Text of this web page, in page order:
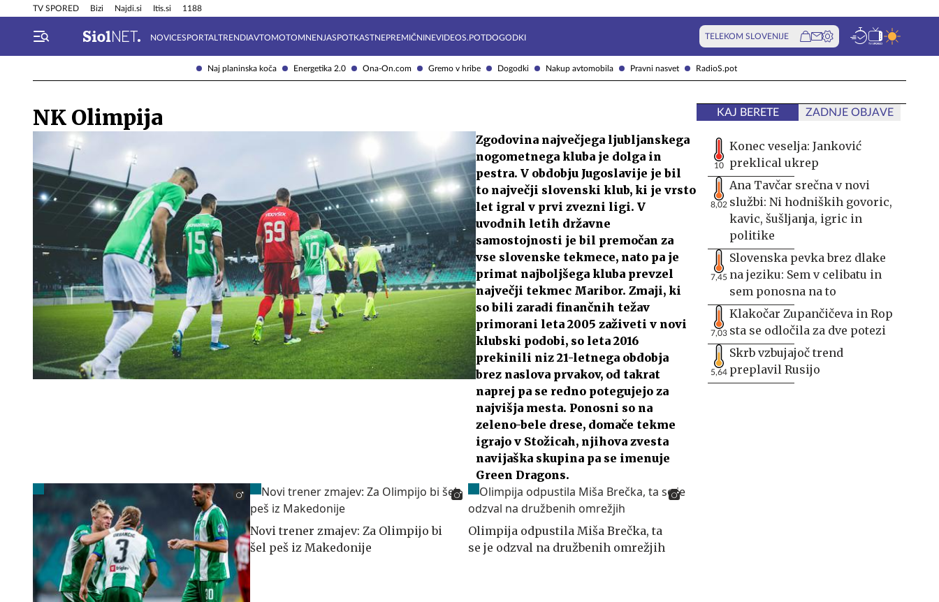
Naj planinska koča Energetika 2.0 Ona-On.com Gremo v hribe Dogodki Nakup avtomobila Pravni nasvet RadioS.pot
TV SPORED Bizi Najdi.si Itis.si 1188
NOVICESPORTAL TRENDIAVTOMOTOMNENJASPOTKASTNEPREMIČNINEVIDEOS.POTDOGODKI TELEKOM SLOVENIJE
Info in obvestila Tehnik
NK Olimpija
Zgodovina največjega ljubljanskega
nogometnega kluba je dolga in
pestra. V obdobju Jugoslavije je bil
to največji slovenski klub, ki je vrsto
let igral v prvi zvezni ligi. V
uvodnih letih državne
samostojnosti je bil premočan za
vse slovenske tekmece, nato pa je
primat najboljšega kluba prevzel
največji tekmec Maribor. Zmaji, ki
so bili zaradi finančnih težav
primorani leta 2005 zaživeti v novi
klubski podobi, so leta 2016
prekinili niz 21-letnega obdobja
brez naslova prvakov, od takrat
naprej pa se redno potegujejo za
najvišja mesta. Ponosni so na
zeleno-bele drese, domače tekme
igrajo v Stožicah, njihova zvesta
navijaška skupina pa se imenuje
Green Dragons.
Novi trener zmajev: Za Olimpijo bi
šel peš iz Makedonije
Olimpija odpustila Miša Brečka, ta
se je odzval na družbenih omrežjih
KAJ BERETE ZADNJE OBJAVE
10
Konec veselja: Janković
preklical ukrep
8,02
Ana Tavčar srečna v novi
službi: Ni hodniških govoric,
kavic, šušljanja, igric in
politike
7,45
Slovenska pevka brez dlake
na jeziku: Sem v celibatu in
sem ponosna na to
7,03
Klakočar Zupančičeva in Rop
sta se odločila za dve potezi
5,64
Skrb vzbujajoč trend
preplavil Rusijo